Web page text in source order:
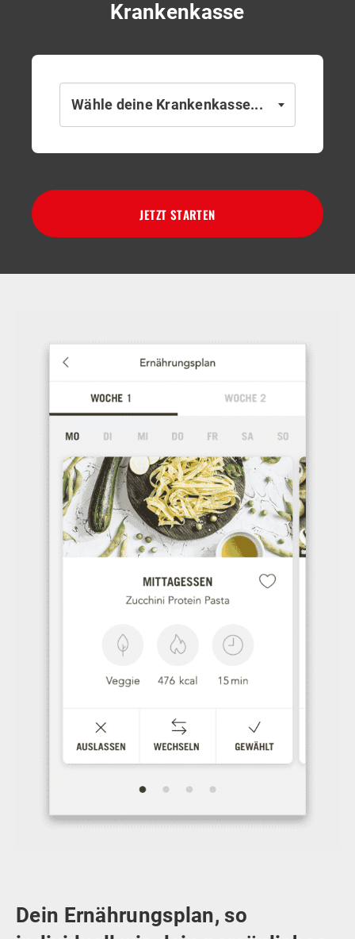
Krankenkasse
Wähle deine Krankenkasse...
JETZT STARTEN
Dein Ernährungsplan, so